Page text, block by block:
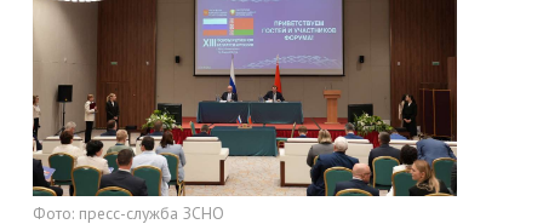
Фото: пресс-служба ЗСНО